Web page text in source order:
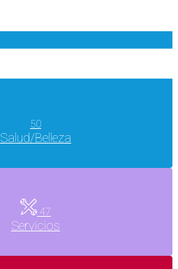
50
Salud/Belleza
47
Servicios